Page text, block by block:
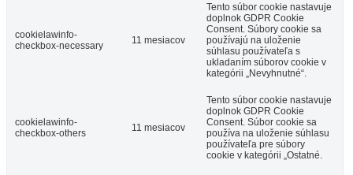
cookielawinfo-
checkbox-necessary
11 mesiacov
Tento súbor cookie nastavuje
doplnok GDPR Cookie
Consent. Súbory cookie sa
používajú na uloženie
súhlasu používateľa s
ukladaním súborov cookie v
kategórii „Nevyhnutné“.
cookielawinfo-
checkbox-others
11 mesiacov
Tento súbor cookie nastavuje
doplnok GDPR Cookie
Consent. Súbor cookie sa
používa na uloženie súhlasu
používateľa pre súbory
cookie v kategórii „Ostatné.